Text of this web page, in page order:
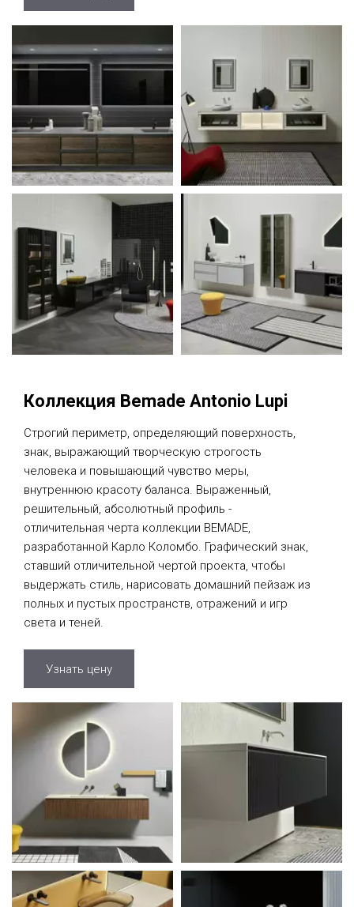
Коллекция Bemade Antonio Lupi
Строгий периметр, определяющий поверхность,
знак, выражающий творческую строгость
человека и повышающий чувство меры,
внутреннюю красоту баланса. Выраженный,
решительный, абсолютный профиль -
отличительная черта коллекции BEMADE,
разработанной Карло Коломбо. Графический знак,
ставший отличительной чертой проекта, чтобы
выдержать стиль, нарисовать домашний пейзаж из
полных и пустых пространств, отражений и игр
света и теней.
Узнать цену